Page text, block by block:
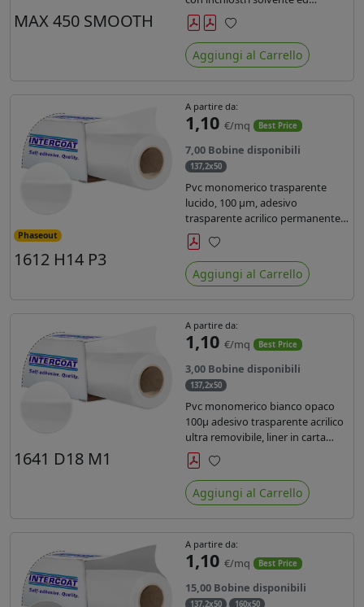
MAX 450 SMOOTH
ecosolvente , uv e latex.
Preferiti
Aggiungi al Carrello
Phaseout
1612 H14 P3
A partire da:
1,10 €/mq Best Price
7,00 Bobine disponibili
137,2x50
Pvc monomerico trasparente
lucido, 100 µm, adesivo
trasparente acrilico permanente
durata 3 anni, liner in carta kraft
monosiliconata da 135 gr, REACH
compliant per stampa con
inchiostri solvente ecosolvente uv
Preferiti
Aggiungi al Carrello
1641 D18 M1
A partire da:
1,10 €/mq Best Price
3,00 Bobine disponibili
137,2x50
Pvc monomerico bianco opaco
100µ adesivo trasparente acrilico
ultra removibile, liner in carta
kraft da 140gr/mq. Durata 3 anni.
Dotato di certificato FR B1 e
conforme alla normativa REACH.
Preferiti
Aggiungi al Carrello
A partire da:
1,10 €/mq Best Price
15,00 Bobine disponibili
137,2x50 160x50